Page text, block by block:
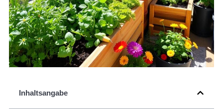
Inhaltsangabe